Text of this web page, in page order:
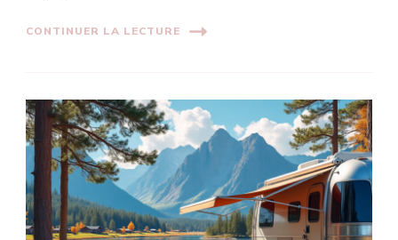
CONTINUER LA LECTURE